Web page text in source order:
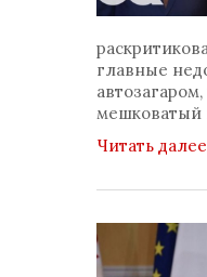
главные
мешковатый
Читать далее